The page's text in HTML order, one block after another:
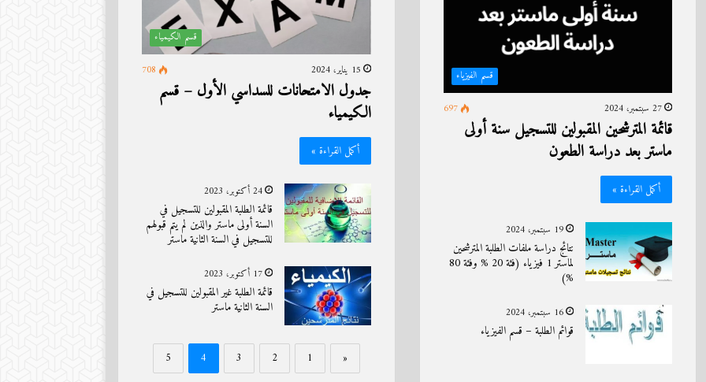
قسم الفيزياء
27 سبتمبر، 2024
697
قائمة المترشحين المقبولين للتسجيل سنة أولى
ماستر بعد دراسة الطعون
أكمل القراءة »
19 سبتمبر، 2024
نتائج دراسة ملفات الطلبة المترشحين
لماستر 1 فيزياء (فئة 20 % وفئة 80
%)
16 سبتمبر، 2024
قوائم الطلبة – قسم الفيزياء
قسم الكيمياء
15 يناير، 2024
708
جدول الامتحانات للسداسي اﻷول – قسم
الكيمياء
أكمل القراءة »
24 أكتوبر، 2023
قائمة الطلبة المقبولين للتسجيل في
السنة أولى ماستر والذين لم يتم قبولهم
للتسجيل في السنة الثانية ماستر
17 أكتوبر، 2023
قائمة الطلبة غير المقبولين للتسجيل في
السنة الثانية ماستر
«
1
2
3
4
5